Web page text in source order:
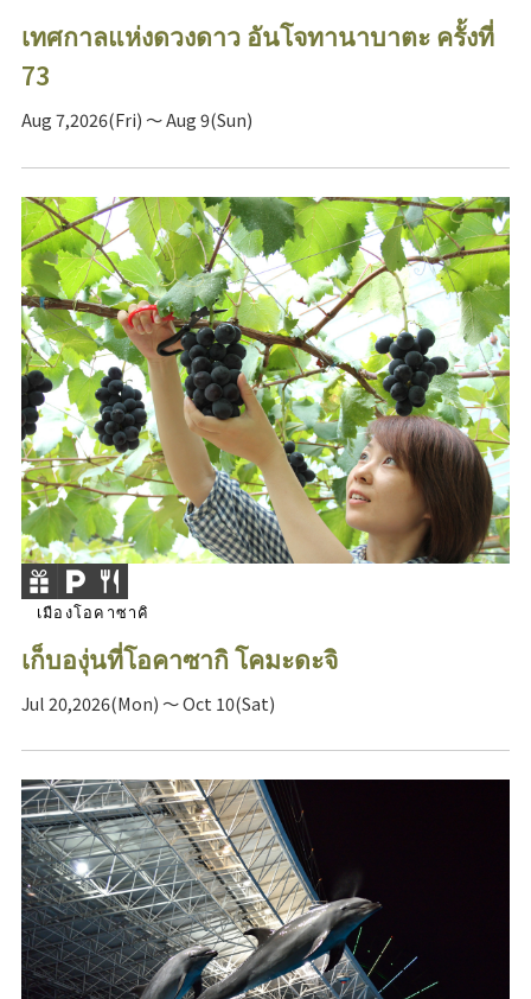
เทศกาลแห่งดวงดาว อันโจทานาบาตะ ครั้งที่
73
Aug 7,2026(Fri) ～ Aug 9(Sun)
เมืองโอคาซาคิ
เก็บองุ่นที่โอคาซากิ โคมะดะจิ
Jul 20,2026(Mon) ～ Oct 10(Sat)